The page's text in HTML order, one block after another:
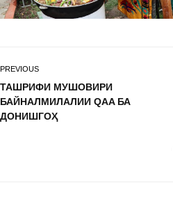
PREVIOUS
ТАШРИФИ МУШОВИРИ
БАЙНАЛМИЛАЛИИ QAA БА
ДОНИШГОҲ